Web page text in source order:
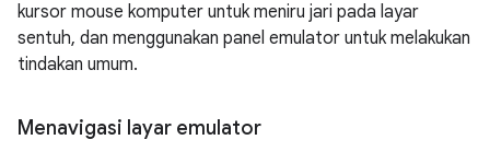
kursor mouse komputer untuk meniru jari pada layar
sentuh, dan menggunakan panel emulator untuk melakukan
tindakan umum.
Menavigasi layar emulator